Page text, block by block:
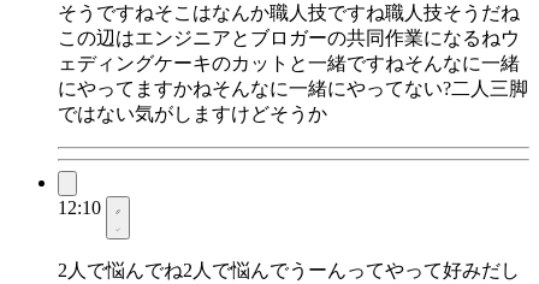
そうですねそこはなんか職人技ですね職人技そうだね
この辺はエンジニアとブロガーの共同作業になるねウ
ェディングケーキのカットと一緒ですねそんなに一緒
にやってますかねそんなに一緒にやってない?二人三脚
ではない気がしますけどそうか
12:10
2人で悩んでね2人で悩んでうーんってやって好みだし